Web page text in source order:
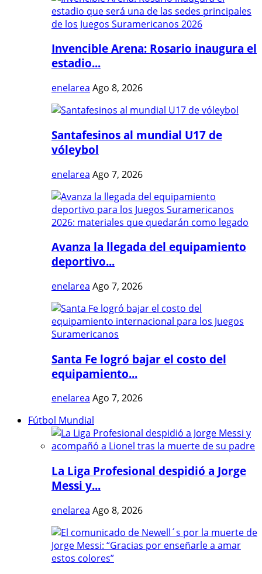
Invencible Arena: Rosario inaugura el
estadio...
enelarea Ago 8, 2026
Santafesinos al mundial U17 de
vóleybol
enelarea Ago 7, 2026
Avanza la llegada del equipamiento
deportivo...
enelarea Ago 7, 2026
Santa Fe logró bajar el costo del
equipamiento...
enelarea Ago 7, 2026
Fútbol Mundial
La Liga Profesional despidió a Jorge
Messi y...
enelarea Ago 8, 2026